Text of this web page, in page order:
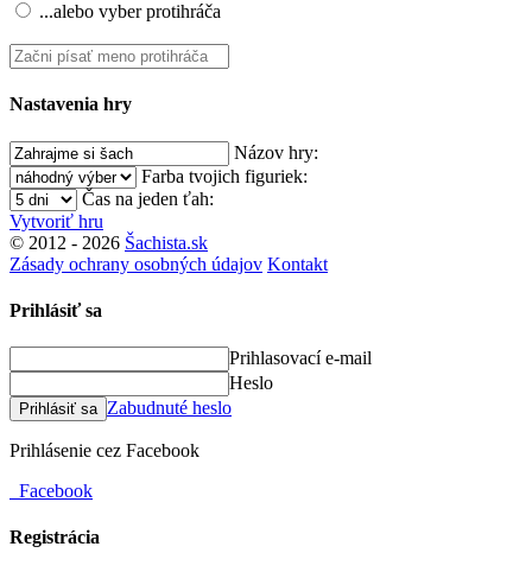
...alebo vyber protihráča
Nastavenia hry
Názov hry:
Farba tvojich figuriek:
Čas na jeden ťah:
Vytvoriť hru
© 2012 - 2026 Šachista.sk
Zásady ochrany osobných údajov Kontakt
Prihlásiť sa
Prihlasovací e-mail
Heslo
Prihlásiť sa Zabudnuté heslo
Prihlásenie cez Facebook
Facebook
Registrácia